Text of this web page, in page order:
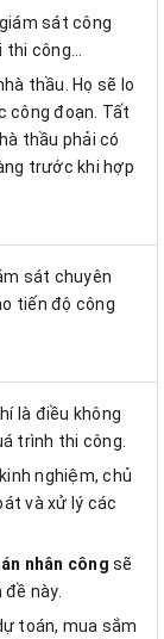
sát công
thi công…
thầu. Họ sẽ lo
công đoạn. Tất
thầu phải có
trước khi hợp
sát chuyên
tiến độ công
là điều không
trình thi công.
nghiệm, chủ
và xử lý các
nhân công sẽ
đề này.
toán, mua sắm